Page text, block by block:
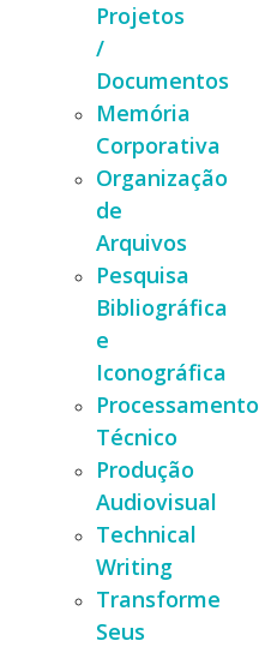
Projetos
/
Documentos
Memória
Corporativa
Organização
de
Arquivos
Pesquisa
Bibliográfica
e
Iconográfica
Processamento
Técnico
Produção
Audiovisual
Technical
Writing
Transforme
Seus